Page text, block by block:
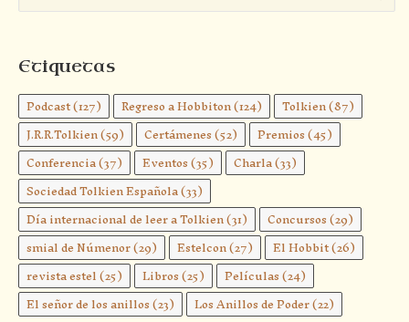
Etiquetas
Podcast(127) Regreso a Hobbiton(124) Tolkien(87)
J.R.R.Tolkien(59) Certámenes(52) Premios(45)
Conferencia(37) Eventos(35) Charla(33)
Sociedad Tolkien Española(33)
Día internacional de leer a Tolkien(31) Concursos(29)
smial de Númenor(29) Estelcon(27) El Hobbit(26)
revista estel(25) Libros(25) Películas(24)
El señor de los anillos(23) Los Anillos de Poder(22)